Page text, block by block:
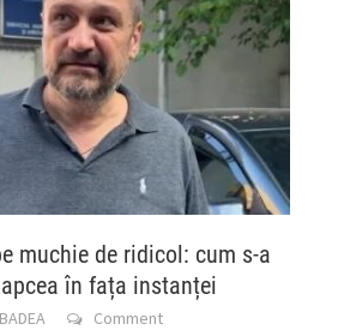
muchie de ridicol: cum s-a
în fața instanței
Comment